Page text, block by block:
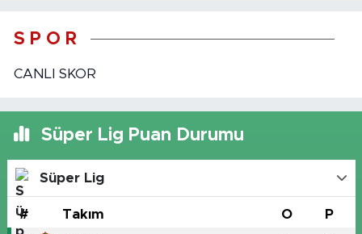
S P O R
CANLI SKOR
Süper Lig Puan Durumu
Süper Lig
# Takım O P